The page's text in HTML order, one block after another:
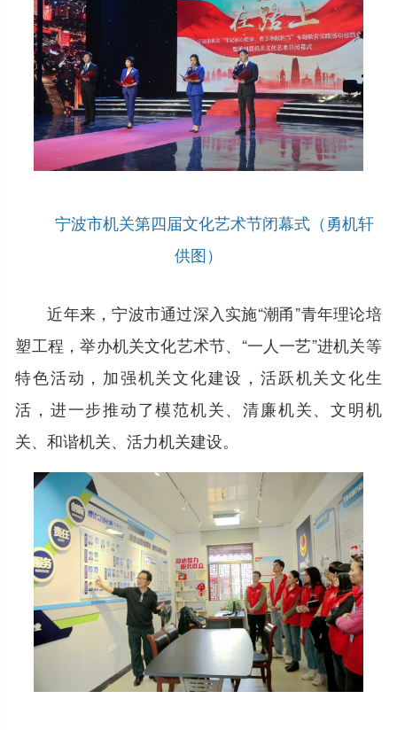
宁波市机关第四届文化艺术节闭幕式（勇机轩
供图）
近年来，宁波市通过深入实施“潮甬”青年理论培
塑工程，举办机关文化艺术节、“一人一艺”进机关等
特色活动，加强机关文化建设，活跃机关文化生
活，进一步推动了模范机关、清廉机关、文明机
关、和谐机关、活力机关建设。